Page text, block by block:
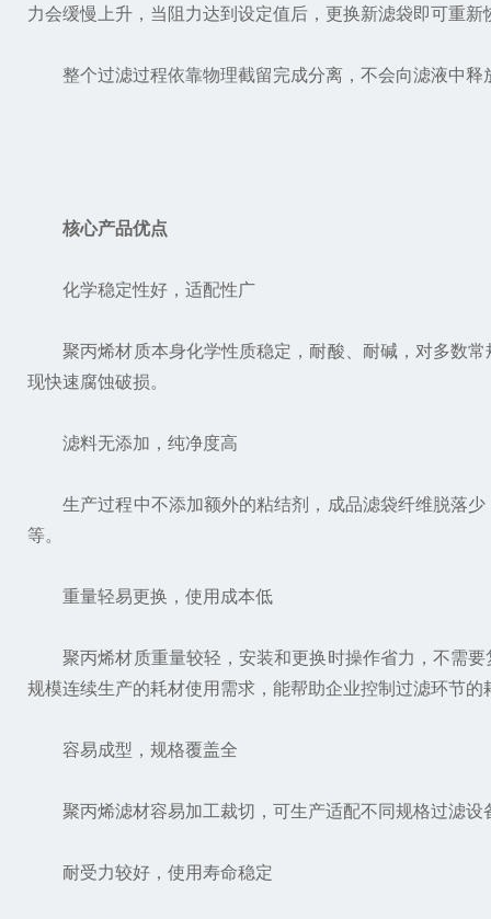
力会缓慢上升，当阻力达到设定值后，更换新滤袋即可重
整个过滤过程依靠物理截留完成分离，不会向滤液中释
核心产品优点
化学稳定性好，适配性广
聚丙烯材质本身化学性质稳定，耐酸、耐碱，对多数常
现快速腐蚀破损。
滤料无添加，纯净度高
生产过程中不添加额外的粘结剂，成品滤袋纤维脱落少
等。
重量轻易更换，使用成本低
聚丙烯材质重量较轻，安装和更换时操作省力，不需要
规模连续生产的耗材使用需求，能帮助企业控制过滤环节的
容易成型，规格覆盖全
聚丙烯滤材容易加工裁切，可生产适配不同规格过滤设
耐受力较好，使用寿命稳定